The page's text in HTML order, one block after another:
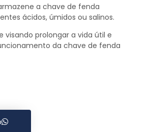
a chave de fenda
ácidos, úmidos ou salinos.
visando prolongar a vida útil e
da chave de fenda